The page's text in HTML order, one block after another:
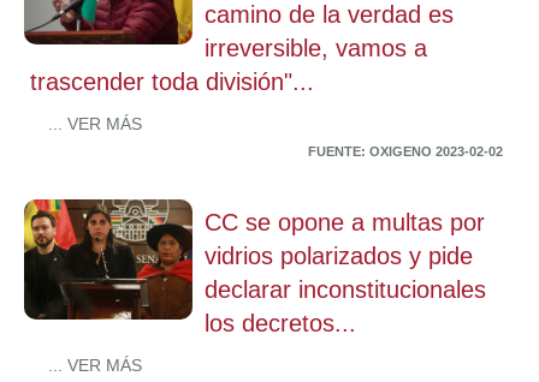
camino de la verdad es
irreversible, vamos a
trascender toda división"...
... VER MÁS
FUENTE: OXIGENO 2023-02-02
CC se opone a multas por
vidrios polarizados y pide
declarar inconstitucionales
los decretos...
... VER MÁS